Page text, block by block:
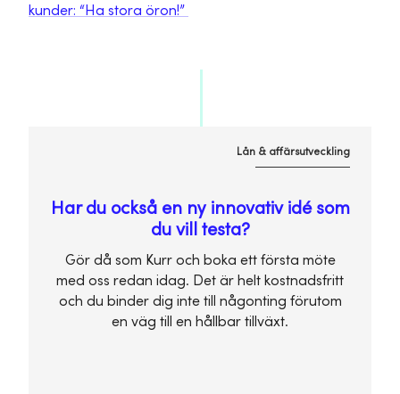
kunder: “Ha stora öron!”
Lån & affärsutveckling
Har du också en ny innovativ idé som
du vill testa?
Gör då som Kurr och boka ett första möte
med oss redan idag. Det är helt kostnadsfritt
och du binder dig inte till någonting förutom
en väg till en hållbar tillväxt.